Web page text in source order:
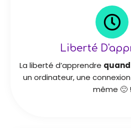
Liberté
La liberté d’apprendre
un ordinateur, une
même 🙂 !